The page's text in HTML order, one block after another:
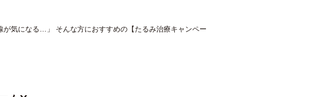
気になる…」 そんな方におすすめの【たるみ治療キャンペー